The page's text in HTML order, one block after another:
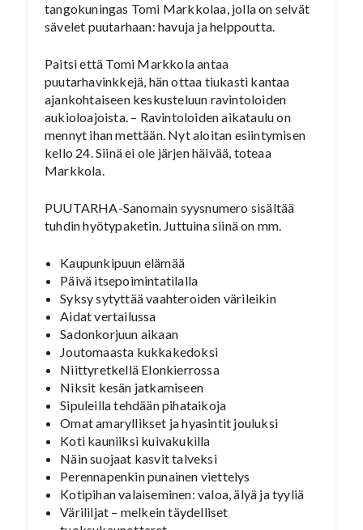
tangokuningas Tomi Markkolaa, jolla on selvät
sävelet puutarhaan: havuja ja helppoutta.
Paitsi että Tomi Markkola antaa
puutarhavinkkejä, hän ottaa tiukasti kantaa
ajankohtaiseen keskusteluun ravintoloiden
aukioloajoista. – Ravintoloiden aikataulu on
mennyt ihan mettään. Nyt aloitan esiintymisen
kello 24. Siinä ei ole järjen häivää, toteaa
Markkola.
PUUTARHA-Sanomain syysnumero sisältää
tuhdin hyötypaketin. Juttuina siinä on mm.
Kaupunkipuun elämää
Päivä itsepoimintatilalla
Syksy sytyttää vaahteroiden värileikin
Aidat vertailussa
Sadonkorjuun aikaan
Joutomaasta kukkakedoksi
Niittyretkellä Elonkierrossa
Niksit kesän jatkamiseen
Sipuleilla tehdään pihataikoja
Omat amaryllikset ja hyasintit jouluksi
Koti kauniiksi kuivakukilla
Näin suojaat kasvit talveksi
Perennapenkin punainen viettelys
Kotipihan valaiseminen: valoa, älyä ja tyyliä
Värililjat – melkein täydelliset